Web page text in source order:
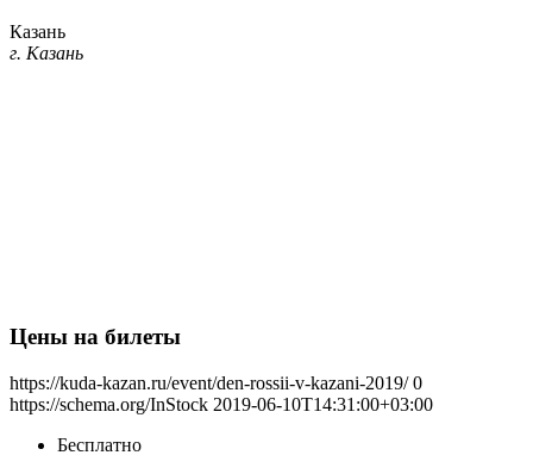
Казань
г. Казань
Цены на билеты
https://kuda-kazan.ru/event/den-rossii-v-kazani-2019/ 0
https://schema.org/InStock 2019-06-10T14:31:00+03:00
Бесплатно